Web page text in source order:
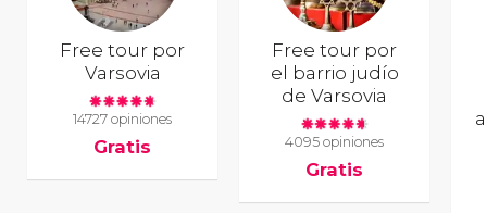
Free tour por
Varsovia
14727 opiniones
Gratis
Free tour por
el barrio judío
de Varsovia
4095 opiniones
Gratis